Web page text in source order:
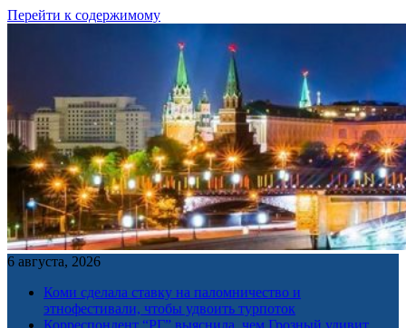
Перейти к содержимому
6 августа, 2026
Коми сделала ставку на паломничество и
этнофестивали, чтобы удвоить турпоток
Корреспондент “РГ” выяснила, чем Грозный удивит